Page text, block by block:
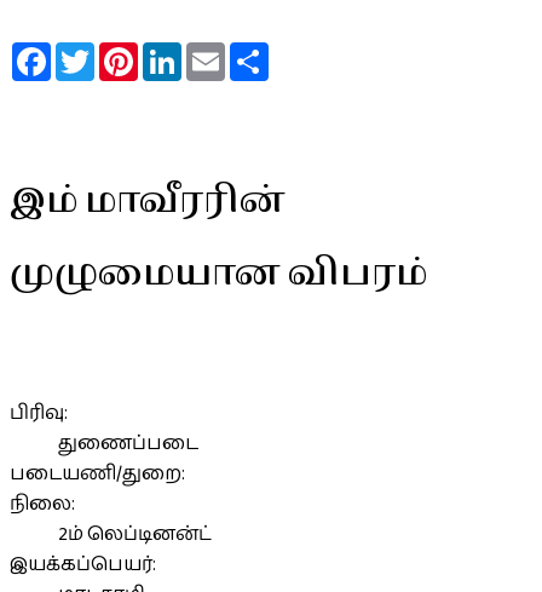
FacebookTwitterPinterestLinkedInEmail
இம் மாவீரரின்
முழுமையான விபரம்
பிரிவு:
துணைப்படை
படையணி/துறை:
நிலை:
2ம் லெப்டினன்ட்
இயக்கப்பெயர்: